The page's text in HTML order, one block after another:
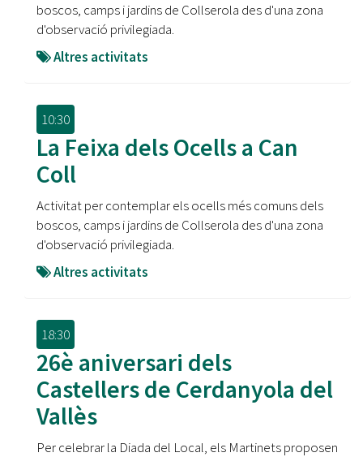
boscos, camps i jardins de Collserola des d'una zona
d'observació privilegiada.
Altres activitats
10:30
La Feixa dels Ocells a Can
Coll
Activitat per contemplar els ocells més comuns dels
boscos, camps i jardins de Collserola des d'una zona
d'observació privilegiada.
Altres activitats
18:30
26è aniversari dels
Castellers de Cerdanyola del
Vallès
Per celebrar la Diada del Local, els Martinets proposen